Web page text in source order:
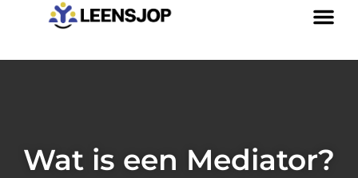
Wat is een Mediator?